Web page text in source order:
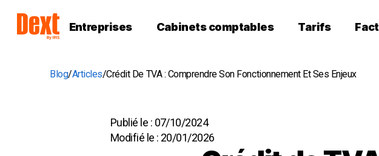
Entreprises Cabinets comptables Tarifs
Blog Articles Crédit De TVA : Comprendre Son Fonctionnement Et Ses Enjeux
Publié le : 07/10/2024
Modifié le : 20/01/2026